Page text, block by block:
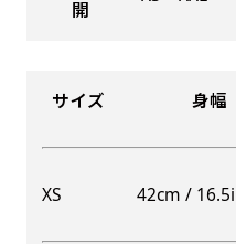
開
サイズ 身幅
XS 42cm /
種のデザインを楽しむ
A面B面のデザイン変化
長辺が180cm以内、短
幕の製作をお楽しみく